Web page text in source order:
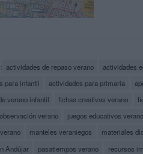
actividades de repaso verano actividades
para infantil
actividades para primaria
verano infantil
fichas creativas verano
verano
juegos educativos verano
manteles veraniegos materiales
Andújar
pasatiempos verano recursos